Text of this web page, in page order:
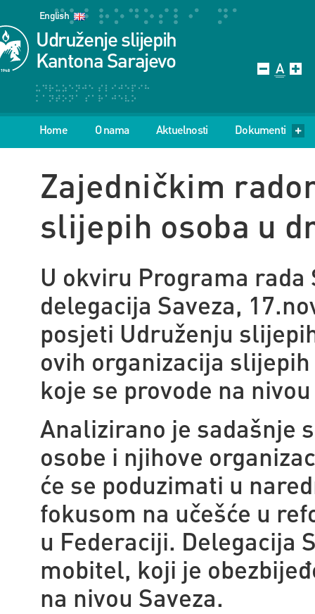
English
Udruženje slijepih
Kantona Sarajevo
Home O nama Aktuelnosti Dokumenti
Zajedničkim
slijepih osoba u
U okviru Programa rada
delegacija Saveza,
posjeti Udruženju
ovih organizacija
koje se provode na
Analizirano je sadašnje
osobe i njihove
će se poduzimati u
fokusom na učešće u
u Federaciji. Delegacija
mobitel, koji je
na nivou Saveza.